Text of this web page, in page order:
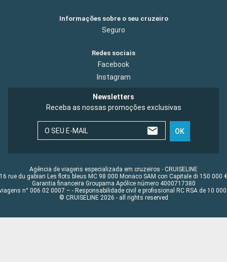
Informações sobre o seu cruzeiro
Seguro
Redes sociais
Facebook
Instagram
Newsletters
Receba as nossas promoções exclusivas
O SEU E-MAIL OK
Agência de viagens especializada em cruzeiros - CRUISELINE
16 rue du gabian Les flots bleus MC 98 000 Monaco SAM con Capitale di 150 000 €
Garantia financeira Groupama Apólice número 4000717380
n° 006 02 0007 – - Responsabilidade civil e profissional RC RSA de 10 000
© CRUISELINE 2026 - all rights reserved